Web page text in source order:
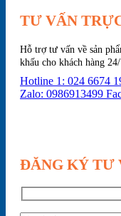
TƯ VẤN
Hỗ trợ tư vấn về sản
khấu cho khách hàng
Hotline 1: 024 6674
Zalo: 0986913499
ĐĂNG KÝ TƯ